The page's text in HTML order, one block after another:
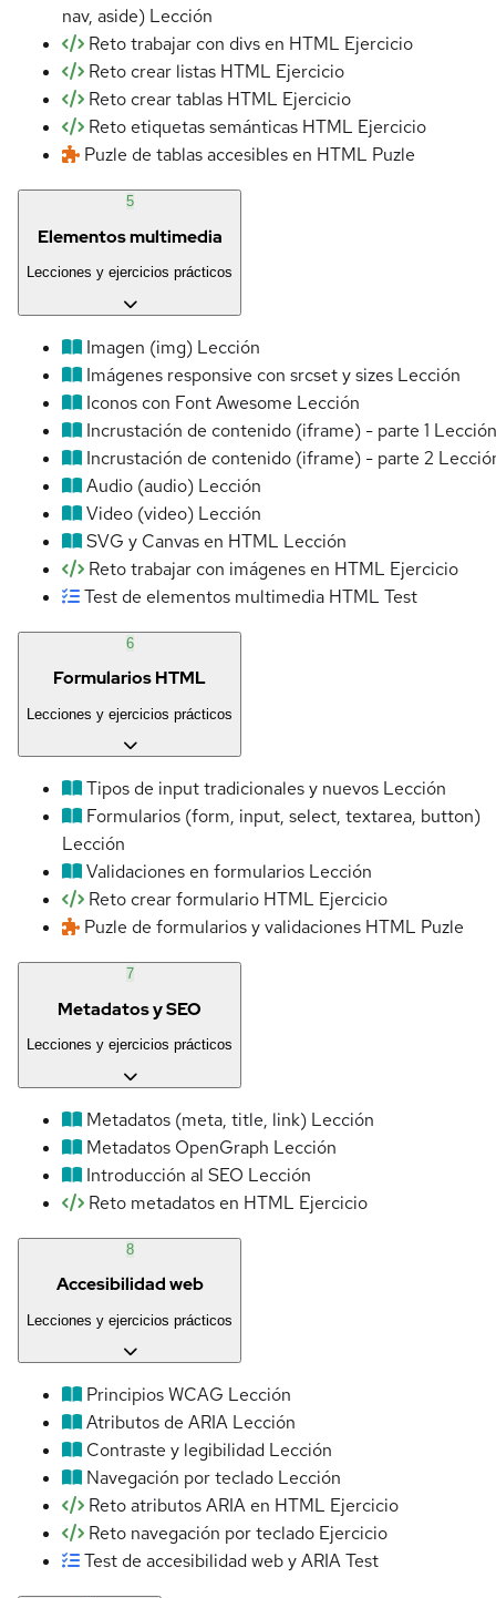
nav, aside) Lección
Reto trabajar con divs en HTML Ejercicio
Reto crear listas HTML Ejercicio
Reto crear tablas HTML Ejercicio
Reto etiquetas semánticas HTML Ejercicio
Puzle de tablas accesibles en HTML Puzle
5
Elementos multimedia
Lecciones y ejercicios prácticos
Imagen (img) Lección
Imágenes responsive con srcset y sizes Lección
Iconos con Font Awesome Lección
Incrustación de contenido (iframe) - parte 1 Lección
Incrustación de contenido (iframe) - parte 2
Audio (audio) Lección
Video (video) Lección
SVG y Canvas en HTML Lección
Reto trabajar con imágenes en HTML Ejercicio
Test de elementos multimedia HTML Test
6
Formularios HTML
Lecciones y ejercicios prácticos
Tipos de input tradicionales y nuevos Lección
Formularios (form, input, select, textarea, button)
Lección
Validaciones en formularios Lección
Reto crear formulario HTML Ejercicio
Puzle de formularios y validaciones HTML Puzle
7
Metadatos y SEO
Lecciones y ejercicios prácticos
Metadatos (meta, title, link) Lección
Metadatos OpenGraph Lección
Introducción al SEO Lección
Reto metadatos en HTML Ejercicio
8
Accesibilidad web
Lecciones y ejercicios prácticos
Principios WCAG Lección
Atributos de ARIA Lección
Contraste y legibilidad Lección
Navegación por teclado Lección
Reto atributos ARIA en HTML Ejercicio
Reto navegación por teclado Ejercicio
Test de accesibilidad web y ARIATest